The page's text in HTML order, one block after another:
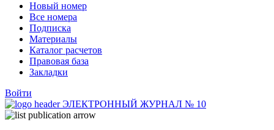
Новый номер
Все номера
Подписка
Материалы
Каталог расчетов
Правовая база
Закладки
Войти
ЭЛЕКТРОННЫЙ ЖУРНАЛ № 10